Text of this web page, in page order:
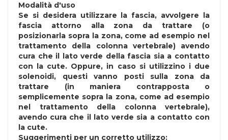
Modalità d'uso
Se si desidera utilizzare la fascia, avvolgere la
fascia attorno alla zona da trattare (o
posizionarla sopra la zona, come ad esempio nel
trattamento della colonna vertebrale) avendo
cura che il lato verde della fascia sia a contatto
con la cute. Oppure, in caso si utilizzino i due
solenoidi, questi vanno posti sulla zona da
trattare (in maniera contrapposta o
semplicemente sopra la zona, come ad esempio
nel trattamento della colonna vertebrale),
avendo cura che il lato verde sia a contatto con
la cute.
Suggerimenti per un corretto utilizzo: